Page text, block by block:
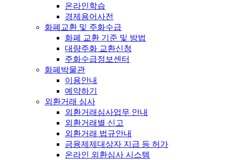
온라인학습
경제용어사전
화폐교환 및 주화수급
화폐 교환 기준 및 방법
대량주화 교환신청
주화수급정보센터
화폐박물관
이용안내
예약하기
외환거래 심사
외환거래심사업무 안내
외환거래별 신고
외환거래 법규안내
금융제제대상자 지급 등 허가
온라인 외환심사 시스템